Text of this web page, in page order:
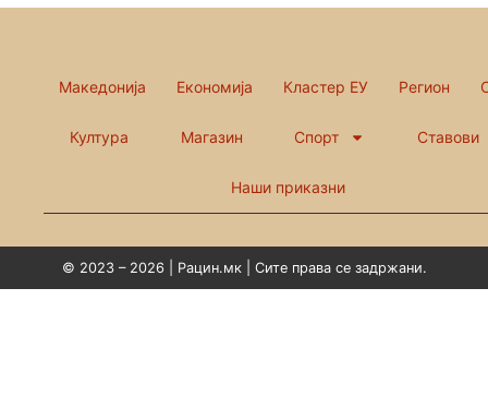
Македонија Економија Кластер ЕУ Регион
Култура Магазин Спорт Ставови
Наши приказни
© 2023 – 2026 | Рацин.мк | Сите права се задржани.